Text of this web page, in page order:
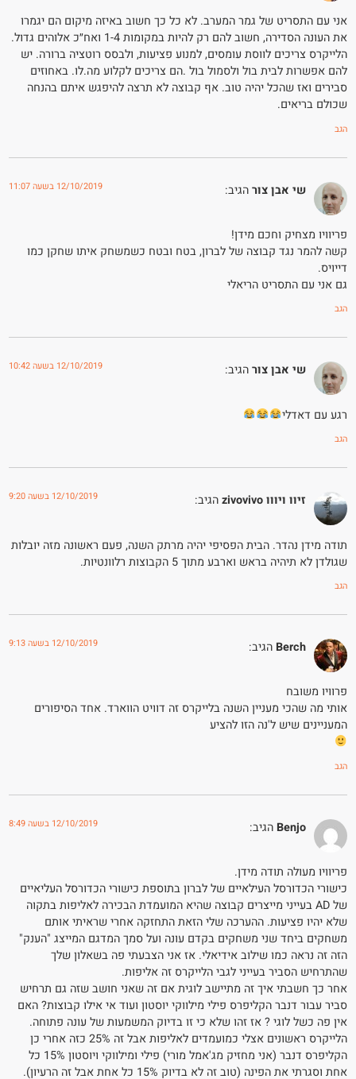
אני עם התסריט של גמר המערב. לא כל כך חשוב באיזה מיקום הם יגמרו
את העונה הסדירה, חשוב להם רק להיות במקומות 1-4 ואח״כ אלוהים גדול.
הלייקרס צריכים לווסת עומסים, למנוע פציעות, ולבסס רוטציה ברורה. יש
להם אפשרות לבית בול ולסמול בול .הם צריכים לקלוע מה.לו. באחוזים
סבירים ואז שהכל יהיה טוב. אף קבוצה לא תרצה להיפגש איתם בהנחה
שכולם בריאים.
הגב
שי אבן צורהגיב: 12/10/2019 בשעה 11:07
פריוויו מצחיק וחכם מידן!
קשה להמר נגד קבוצה של לברון, בטח ובטח כשמשחק איתו שחקן כמו
דייויס.
גם אני עם התסריט הריאלי
הגב
שי אבן צורהגיב: 12/10/2019 בשעה 10:42
רגע עם דאדלי
הגב
זיוו ויווו zivovivo הגיב: 12/10/2019 בשעה 9:20
תודה מידן נהדר. הבית הפסיפי יהיה מרתק השנה, פעם ראשונה מזה יובלות
שגולדן לא תיהיה בראש וארבע מתוך 5 הקבוצות רלוונטיות.
הגב
Berch הגיב: 12/10/2019 בשעה 9:13
פרוויו משובח
אותי מה שהכי מעניין השנה בלייקרס זה דוויט הווארד. אחד הסיפורים
המעניינים שיש ל'נה הזו להציע
הגב
Benjo הגיב: 12/10/2019 בשעה 8:49
פריוויו מעולה תודה מידן.
כישורי הכדורסל העילאיים של לברון בתוספת כישורי הכדורסל העליאיים
של AD בעייני מייצרים קבוצה שהיא המועמדת הבכירה לאליפות בתקוה
שלא יהיו פציעות. ההערכה שלי הזאת התחזקה אחרי שראיתי אותם
משחקים ביחד שני משחקים בקדם עונה ועל סמך המדגם המייצג "הענק"
הזה זה נראה כמו שילוב אידיאלי. אז אני הצבעתי פה בשאלון שלך
שהתרחיש הסביר בעייני לגבי הלייקרס זה אליפות.
אחר כך חשבתי איך זה מתיישב לוגית אם זה שאני חושב שזה גם תרחיש
סביר עבור דנבר הקליפרס פילי מילווקי יוסטון ועוד אי אילו קבוצות? האם
אין פה כשל לוגי ? אז זהו שלא כי זו בדיוק המשמעות של עונה פתוחה.
הלייקרס ראשונים אצלי כמועמדים לאליפות אבל זה 25% כזה אחרי כן
הקליפרס דנבר (אני מחזיק מג'אמל מורי) פילי ומילווקי ויוסטון 15% כל
אחת וסגרתי את הפינה (טוב זה לא בדיוק 15% כל אחת אבל זה הרעיון).